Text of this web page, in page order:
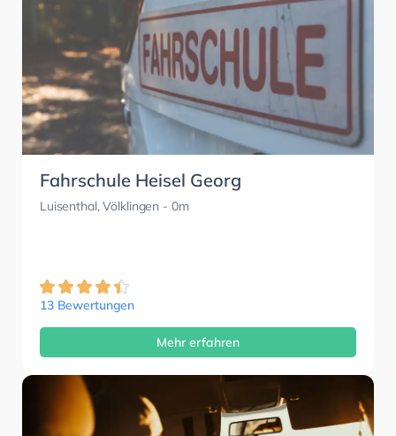
Fahrschule Heisel Georg
Luisenthal, Völklingen - 0m
13 Bewertungen
Mehr erfahren